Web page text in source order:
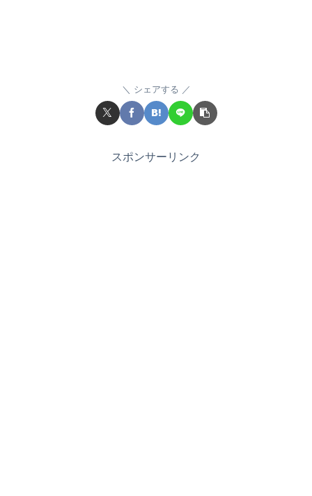
シェアする
スポンサーリンク